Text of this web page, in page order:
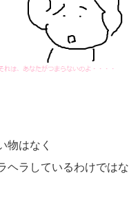
物はなく
ヘラしているわけではな